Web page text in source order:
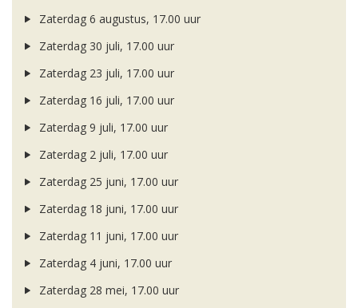
Zaterdag 6 augustus, 17.00 uur
Zaterdag 30 juli, 17.00 uur
Zaterdag 23 juli, 17.00 uur
Zaterdag 16 juli, 17.00 uur
Zaterdag 9 juli, 17.00 uur
Zaterdag 2 juli, 17.00 uur
Zaterdag 25 juni, 17.00 uur
Zaterdag 18 juni, 17.00 uur
Zaterdag 11 juni, 17.00 uur
Zaterdag 4 juni, 17.00 uur
Zaterdag 28 mei, 17.00 uur